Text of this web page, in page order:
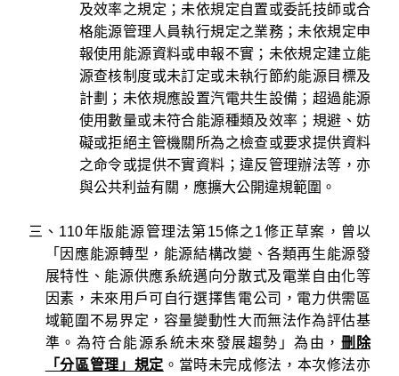
及效率之規定；未依規定自置或委託技師或合
格能源管理人員執行規定之業務；未依規定申
報使用能源資料或申報不實；未依規定建立能
源查核制度或未訂定或未執行節約能源目標及
計劃；未依規應設置汽電共生設備；超過能源
使用數量或未符合能源種類及效率；規避、妨
礙或拒絕主管機關所為之檢查或要求提供資料
之命令或提供不實資料；違反管理辦法等，亦
與公共利益有關，應擴大公開違規範圍。
三、110年版能源管理法第15條之1修正草案，曾以
「因應能源轉型，能源結構改變、各類再生能源發
展特性、能源供應系統邁向分散式及電業自由化等
因素，未來用戶可自行選擇售電公司，電力供需區
域範圍不易界定，容量變動性大而無法作為評估基
準。為符合能源系統未來發展趨勢」為由， 刪除
「分區管理」規定 。當時未完成修法，本次修法亦